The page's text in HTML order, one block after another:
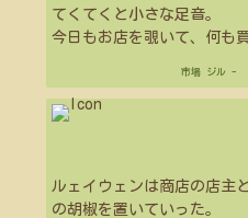
てくてくと小さな足音。
今日もお店を覗いて、何も
市場 ジル -
ルェイウェンは商店の店主
の胡椒を置いていった。